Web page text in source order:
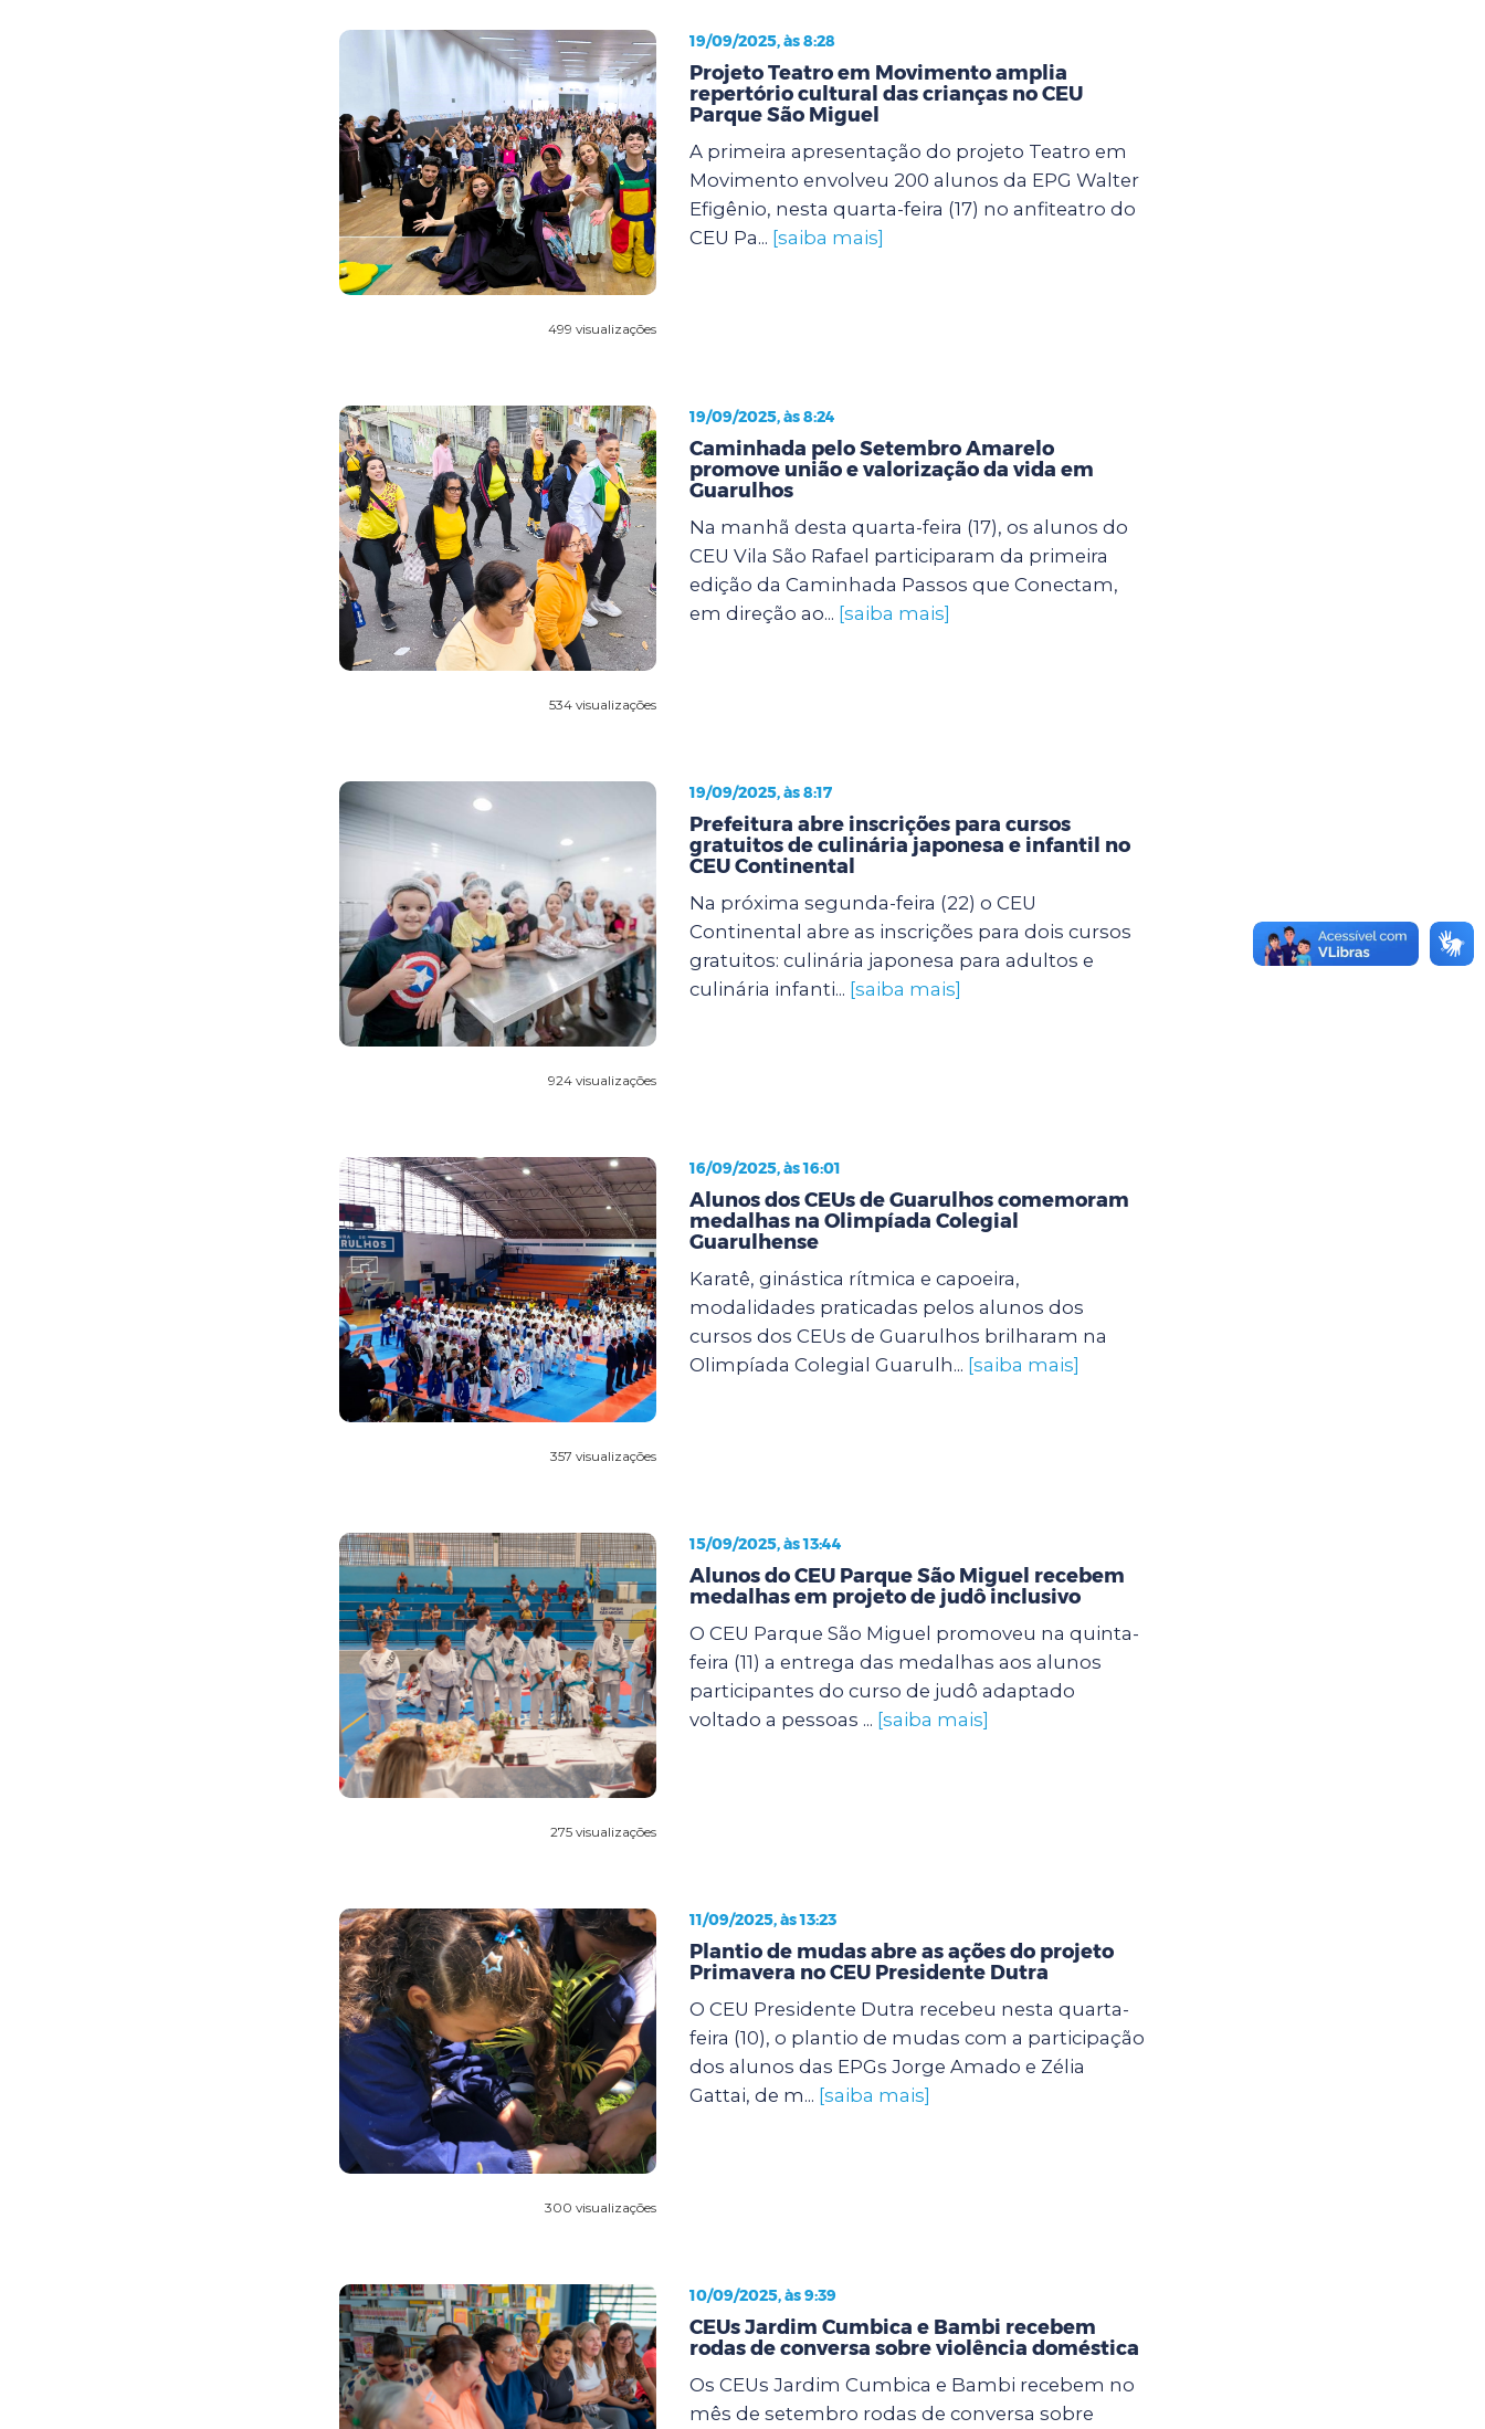
499 visualizações
19/09/2025, às 8:28
Projeto Teatro em Movimento amplia
repertório cultural das crianças no CEU
Parque São Miguel
A primeira apresentação do projeto Teatro em
Movimento envolveu 200 alunos da EPG Walter
Efigênio, nesta quarta-feira (17) no anfiteatro do
CEU Pa... [saiba mais]
534 visualizações
19/09/2025, às 8:24
Caminhada pelo Setembro Amarelo
promove união e valorização da vida em
Guarulhos
Na manhã desta quarta-feira (17), os alunos do
CEU Vila São Rafael participaram da primeira
edição da Caminhada Passos que Conectam,
em direção ao... [saiba mais]
924 visualizações
19/09/2025, às 8:17
Prefeitura abre inscrições para cursos
gratuitos de culinária japonesa e infantil no
CEU Continental
Na próxima segunda-feira (22) o CEU
Continental abre as inscrições para dois cursos
gratuitos: culinária japonesa para adultos e
culinária infanti... [saiba mais]
357 visualizações
16/09/2025, às 16:01
Alunos dos CEUs de Guarulhos comemoram
medalhas na Olimpíada Colegial
Guarulhense
Karatê, ginástica rítmica e capoeira,
modalidades praticadas pelos alunos dos
cursos dos CEUs de Guarulhos brilharam na
Olimpíada Colegial Guarulh... [saiba mais]
275 visualizações
15/09/2025, às 13:44
Alunos do CEU Parque São Miguel recebem
medalhas em projeto de judô inclusivo
O CEU Parque São Miguel promoveu na quinta-
feira (11) a entrega das medalhas aos alunos
participantes do curso de judô adaptado
voltado a pessoas ... [saiba mais]
300 visualizações
11/09/2025, às 13:23
Plantio de mudas abre as ações do projeto
Primavera no CEU Presidente Dutra
O CEU Presidente Dutra recebeu nesta quarta-
feira (10), o plantio de mudas com a participação
dos alunos das EPGs Jorge Amado e Zélia
Gattai, de m... [saiba mais]
10/09/2025, às 9:39
CEUs Jardim Cumbica e Bambi recebem
rodas de conversa sobre violência doméstica
Os CEUs Jardim Cumbica e Bambi recebem no
mês de setembro rodas de conversa sobre